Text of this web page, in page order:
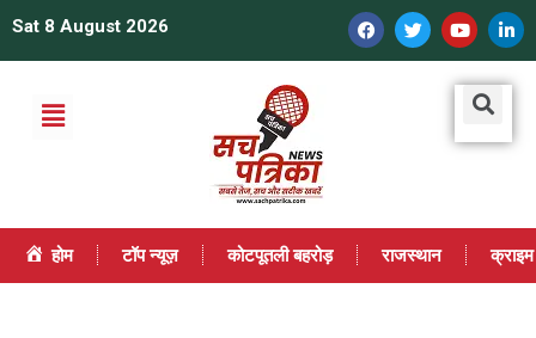
Sat 8 August 2026
होम टॉप न्यूज़ कोटपूतली बहरोड़ राजस्थान क्राइम